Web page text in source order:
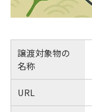
譲渡対象物の
名称
URL